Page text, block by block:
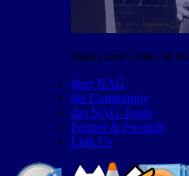
Nerds and Geeks ist
über NAG
die Community
das NAG-Team
Partner & Freunde
Link Us